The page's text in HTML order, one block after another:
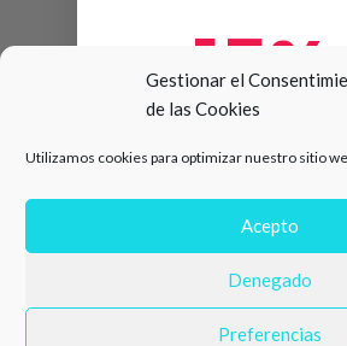
Gestionar el
de las Cookies
Utilizamos cookies para optimizar nuestro sitio
Acepto
Denegado
Preferencias
15%
compra 🛍️
Número de teléfono
Email